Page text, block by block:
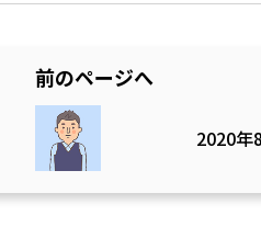
前のページへ
2020年